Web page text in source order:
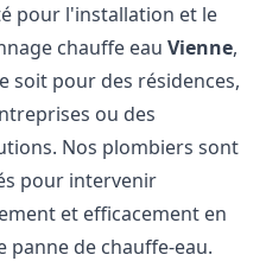
pour l'installation et le
chauffe eauVienne,
soit pour des résidences,
ou des
Nos plombiers sont
pour intervenir
et efficacement en
panne de chauffe-eau.